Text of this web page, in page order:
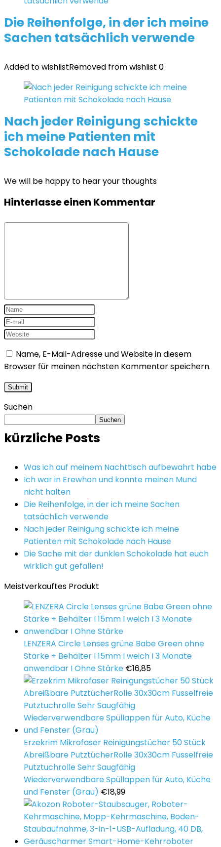
Die Reihenfolge, in der ich meine
Sachen tatsächlich verwende
Added to wishlistRemoved from wishlist 0
Nach jeder Reinigung schickte
ich meine Patienten mit
Schokolade nach Hause
We will be happy to hear your thoughts
Hinterlasse einen Kommentar
Name, E-Mail-Adresse und Website in diesem
Browser für meinen nächsten Kommentar speichern.
Suchen
Suchen
kürzliche Posts
Was ich auf meinem Nachttisch aufbewahrt habe
Ich war in Erewhon und konnte meinen Mund
nicht halten
Die Reihenfolge, in der ich meine Sachen
tatsächlich verwende
Nach jeder Reinigung schickte ich meine
Patienten mit Schokolade nach Hause
Die Sache mit der dunklen Schokolade hat euch
wirklich gut gefallen!
Meistverkauftes Produkt
LENZERA Circle Lenses grüne Babe Green ohne
Stärke + Behälter I 15mm I weich I 3 Monate
anwendbar I Ohne Stärke €16,85
Erzekrim Mikrofaser Reinigungstücher 50 Stück
Abreißbare PutztücherRolle 30x30cm Fusselfreie
Putztuchrolle Sehr Saugfähig
Wiederverwendbare Spüllappen für Auto, Küche
und Fenster (Grau) €18,99